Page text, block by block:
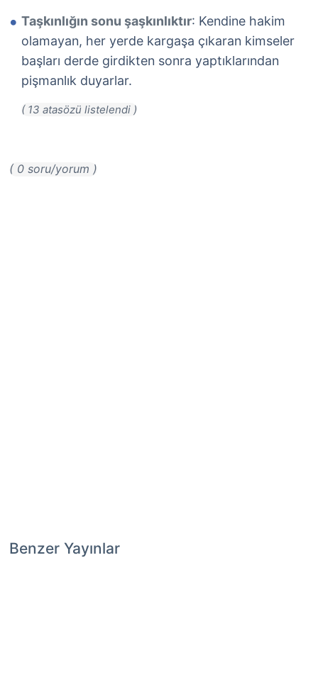
Taşkınlığın sonu şaşkınlıktır: Kendine hakim
olamayan, her yerde kargaşa çıkaran kimseler
başları derde girdikten sonra yaptıklarından
pişmanlık duyarlar.
( 0 soru/yorum )
Benzer Yayınlar